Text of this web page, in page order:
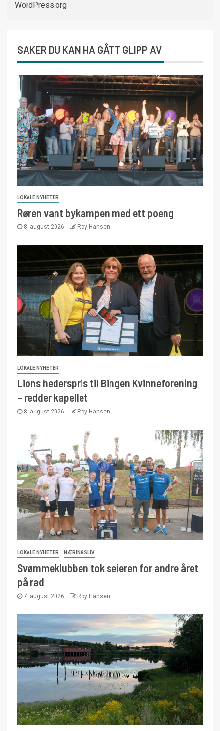
WordPress.org
SAKER DU KAN HA GÅTT GLIPP AV
LOKALE NYHETER
Røren vant bykampen med ett poeng
8. august 2026 Roy Hansen
LOKALE NYHETER
Lions hederspris til Bingen Kvinneforening
– redder kapellet
8. august 2026 Roy Hansen
LOKALE NYHETER NÆRINGSLIV
Svømmeklubben tok seieren for andre året
på rad
7. august 2026 Roy Hansen